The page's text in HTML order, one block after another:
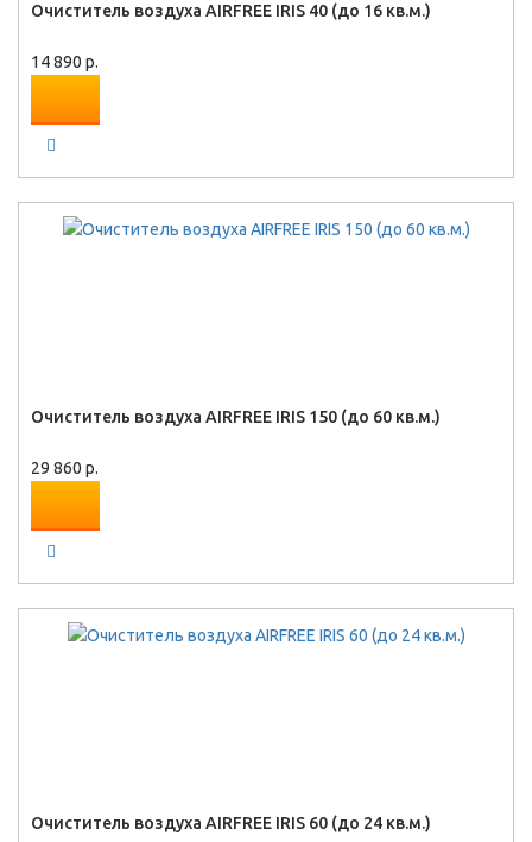
Очиститель воздуха AIRFREE IRIS 40 (до 16 кв.м.)
14 890 р.
Очиститель воздуха AIRFREE IRIS 150 (до 60 кв.м.)
29 860 р.
Очиститель воздуха AIRFREE IRIS 60 (до 24 кв.м.)